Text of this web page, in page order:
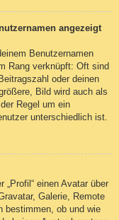
angezeigt
Benutzernamen
Rang verknüpft: Oft sind
oder deinen
Bild wird auch als
Regel um ein
unterschiedlich ist.
einen Avatar über
Galerie, Remote
bestimmen, ob und wie